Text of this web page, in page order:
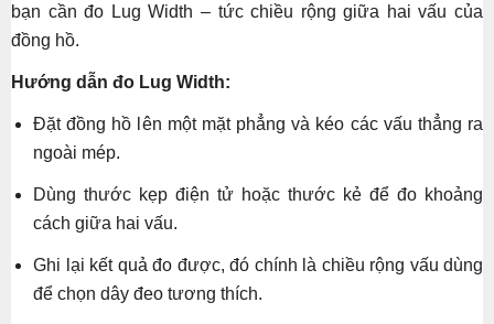
bạn cần đo Lug Width – tức chiều rộng giữa hai vấu của
đồng hồ.
Hướng dẫn đo Lug Width:
Đặt đồng hồ lên một mặt phẳng và kéo các vấu thẳng ra
ngoài mép.
Dùng thước kẹp điện tử hoặc thước kẻ để đo khoảng
cách giữa hai vấu.
Ghi lại kết quả đo được, đó chính là chiều rộng vấu dùng
để chọn dây đeo tương thích.